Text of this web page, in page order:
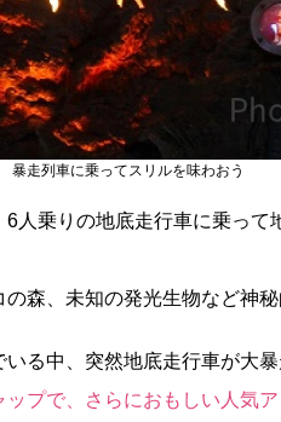
暴走列車に乗ってスリルを味わおう
人乗りの地底走行車に乗って
森、未知の発光生物など神秘
る中、突然地底走行車が大暴
プで、さらにおもしい人気